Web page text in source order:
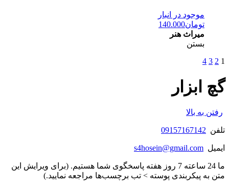
موجود در انبار
تومان140.000
میراث هنر
بستن
1
2
3
4
گچ ابزار
رفتن به بالا
تلفن 09157167142
ایمیل s4hosein@gmail.com
ما 24 ساعته 7 روز هفته پاسخگوی شما هستیم. (برای ویرایش این
متن به پیکربندی پوسته > تب برچسب‌ها مراجعه نمایید.)